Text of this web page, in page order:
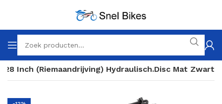
28 Inch (Riemaandrijving) Hydraulisch.Disc Mat Zwart